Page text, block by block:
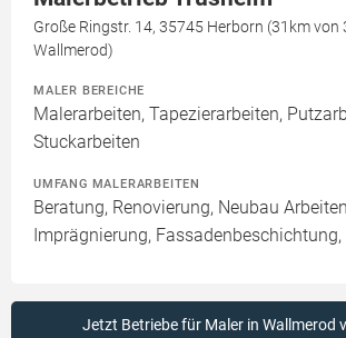
Große Ringstr. 14, 35745 Herborn (31km von
Wallmerod)
MALER BEREICHE
Malerarbeiten, Tapezierarbeiten,
Stuckarbeiten
UMFANG MALERARBEITEN
Beratung, Renovierung, Neubau
Imprägnierung,
Jetzt Betriebe für Maler in Wallmerod